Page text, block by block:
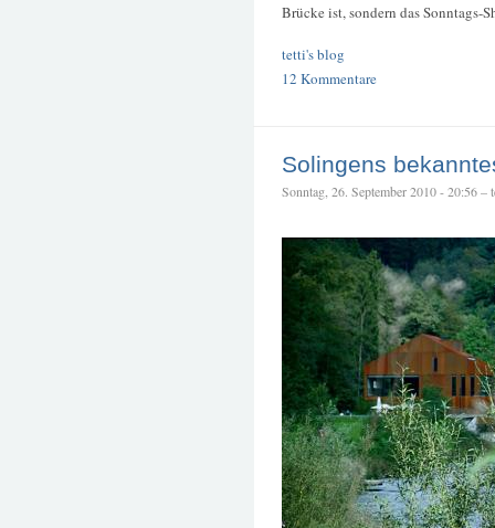
Brücke ist, sondern das Sonntags-
tetti's blog
12 Kommentare
Solingens
Sonntag, 26. September 2010 - 20:56 –